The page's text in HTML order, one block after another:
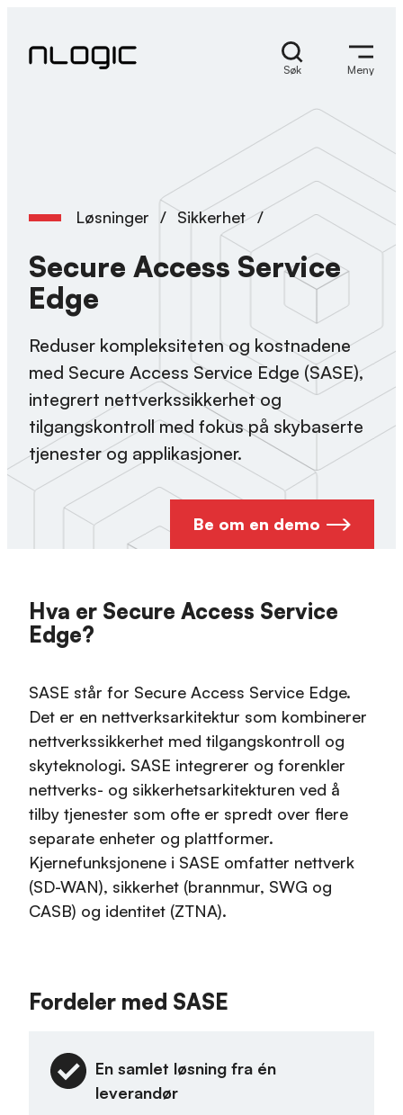
innhold
Søk Meny
Løsninger / Sikkerhet /
Secure Access Service
Edge
Reduser kompleksiteten og kostnadene
med Secure Access Service Edge (SASE),
integrert nettverkssikkerhet og
tilgangskontroll med fokus på skybaserte
tjenester og applikasjoner.
Be om en demo
Hva er Secure Access Service
Edge?
SASE står for Secure Access Service Edge.
Det er en nettverksarkitektur som kombinerer
nettverkssikkerhet med tilgangskontroll og
skyteknologi. SASE integrerer og forenkler
nettverks- og sikkerhetsarkitekturen ved å
tilby tjenester som ofte er spredt over flere
separate enheter og plattformer.
Kjernefunksjonene i SASE omfatter nettverk
(SD-WAN), sikkerhet (brannmur, SWG og
CASB) og identitet (ZTNA).
Fordeler med SASE
En samlet løsning fra én
leverandør